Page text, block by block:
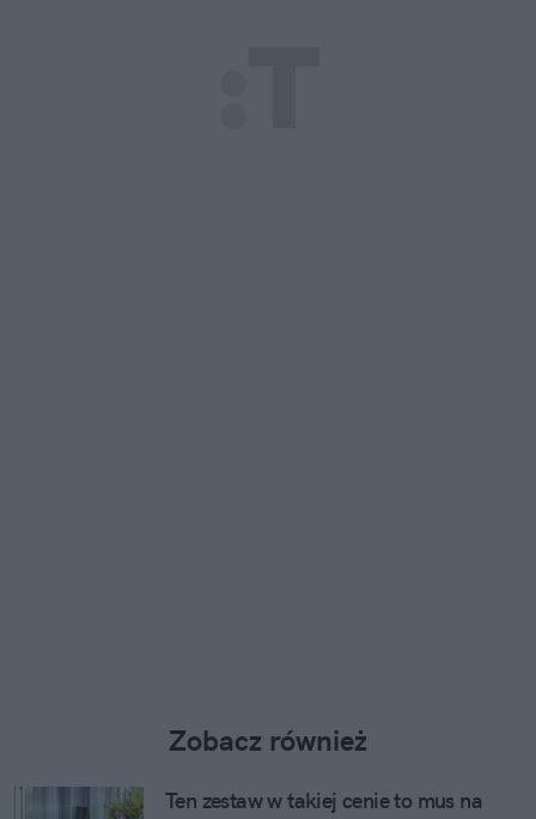
Zobacz również
Ten zestaw w takiej cenie to mus na